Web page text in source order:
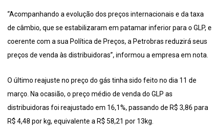
“Acompanhando a evolução dos preços internacionais e da taxa
de câmbio, que se estabilizaram em patamar inferior para o GLP, e
coerente com a sua Política de Preços, a Petrobras reduzirá seus
preços de venda às distribuidoras”, informou a empresa em nota.
O último reajuste no preço do gás tinha sido feito no dia 11 de
março. Na ocasião, o preço médio de venda do GLP as
distribuidoras foi reajustado em 16,1%, passando de R$ 3,86 para
R$ 4,48 por kg, equivalente a R$ 58,21 por 13kg.